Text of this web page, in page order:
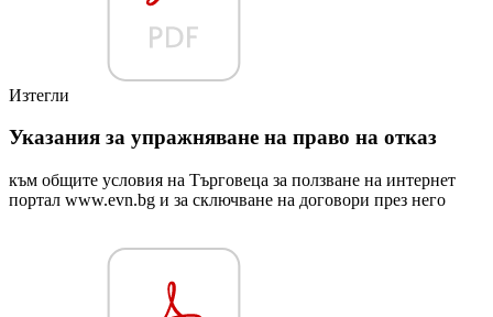
Изтегли
Указания за упражняване на право на отказ
към общите условия на Търговеца за ползване на интернет
портал www.evn.bg и за сключване на договори през него